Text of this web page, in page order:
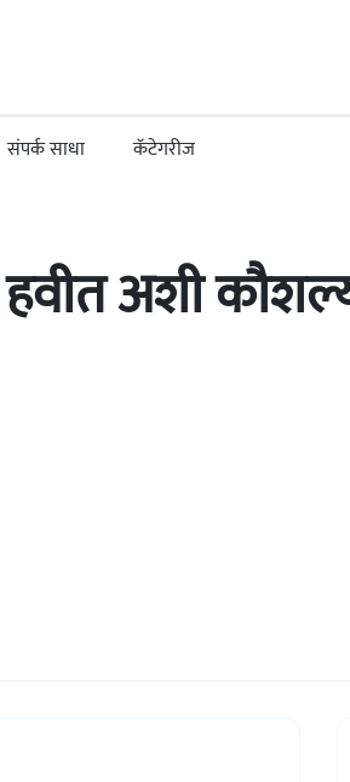
संपर्क साधा कॅटेगरीज
अशी